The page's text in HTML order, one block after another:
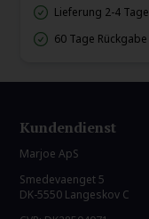
Lieferung 2-4 Tage
60 Tage Rückgabe
Kundendienst
Marjoe ApS
Smedevaenget 5
DK-5550 Langeskov C